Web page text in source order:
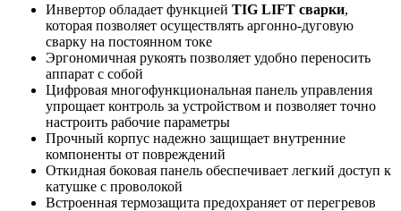
Инвертор обладает функцией TIG LIFT сварки,
которая позволяет осуществлять аргонно-дуговую
сварку на постоянном токе
Эргономичная рукоять позволяет удобно переносить
аппарат с собой
Цифровая многофункциональная панель управления
упрощает контроль за устройством и позволяет точно
настроить рабочие параметры
Прочный корпус надежно защищает внутренние
компоненты от повреждений
Откидная боковая панель обеспечивает легкий доступ к
катушке с проволокой
Встроенная термозащита предохраняет от перегревов